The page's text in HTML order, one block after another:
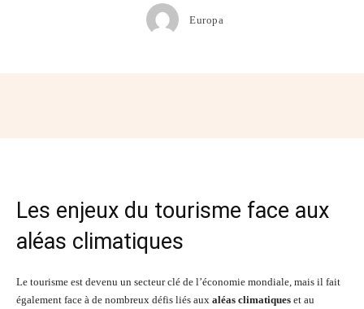
Europa
Les enjeux du tourisme face aux
aléas climatiques
Le tourisme est devenu un secteur clé de l’économie mondiale, mais il fait
également face à de nombreux défis liés aux aléas climatiques et au